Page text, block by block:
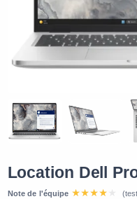
Location Dell
Note de l'équipe